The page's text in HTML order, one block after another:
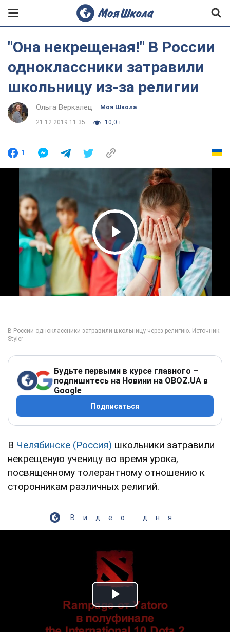
"Она некрещеная!" В России
одноклассники затравили
школьницу из-за религии
Ольга Веркалец Моя Школа
21.12.2019 11:35 10,0 т.
1
Play Video
Будьте первыми в курсе главного –
подпишитесь на Новини на OBOZ.UA в
Google
Подписаться
В Челябинске (Россия) школьники затравили
некрещеную ученицу во время урока,
посвященному толерантному отношению к
сторонникам различных религий.
Видео дня
Play Video